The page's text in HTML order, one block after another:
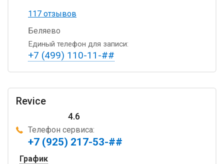
117 отзывов
Беляево
Единый телефон для записи:
+7 (499) 110-11-##
Revice
4.6
Телефон сервиса:
+7 (925) 217-53-##
График